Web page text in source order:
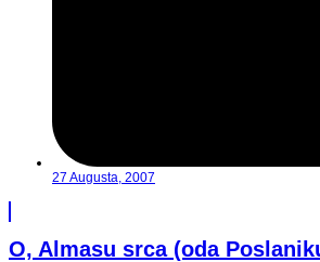
27 Augusta, 2007
O, Almasu srca (oda